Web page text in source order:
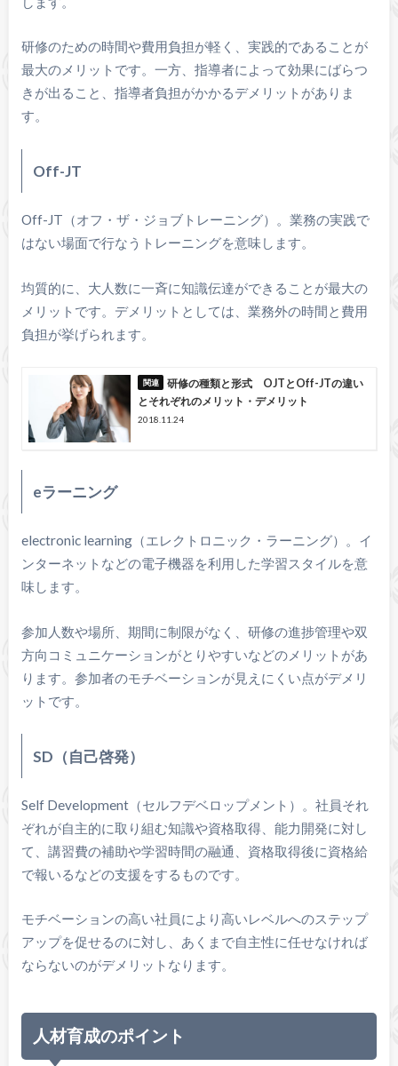
研修のための時間や費用負担が軽く、実践的であることが
最大のメリットです。一方、指導者によって効果にばらつ
きが出ること、指導者負担がかかるデメリットがありま
す。
Off-JT
Off-JT（オフ・ザ・ジョブトレーニング）。業務の実践で
はない場面で行なうトレーニングを意味します。
均質的に、大人数に一斉に知識伝達ができることが最大の
メリットです。デメリットとしては、業務外の時間と費用
負担が挙げられます。
研修の種類と形式 OJTとOff-JTの違い
とそれぞれのメリット・デメリット
2018.11.24
eラーニング
electronic learning（エレクトロニック・ラーニング）。イ
ンターネットなどの電子機器を利用した学習スタイルを意
味します。
参加人数や場所、期間に制限がなく、研修の進捗管理や双
方向コミュニケーションがとりやすいなどのメリットがあ
ります。参加者のモチベーションが見えにくい点がデメリ
ットです。
SD（自己啓発）
Self Development（セルフデベロップメント）。社員それ
ぞれが自主的に取り組む知識や資格取得、能力開発に対し
て、講習費の補助や学習時間の融通、資格取得後に資格給
で報いるなどの支援をするものです。
モチベーションの高い社員により高いレベルへのステップ
アップを促せるのに対し、あくまで自主性に任せなければ
ならないのがデメリットなります。
人材育成のポイント